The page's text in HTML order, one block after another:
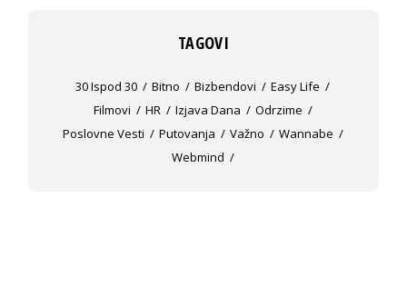
TAGOVI
30 Ispod 30 Bitno Bizbendovi
Easy Life
Filmovi
HR Izjava Dana
Odrzime
Poslovne Vesti
Putovanja Važno
Wannabe
Webmind